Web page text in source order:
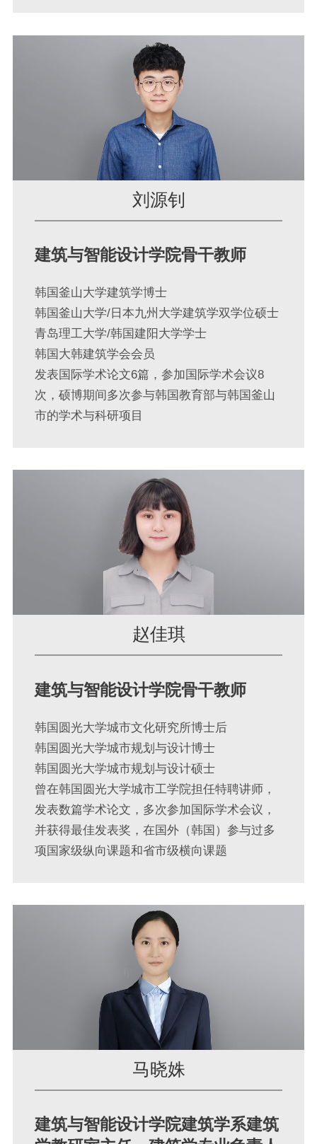
刘源钊
建筑与智能设计学院骨干教师
韩国釜山大学建筑学博士
韩国釜山大学/日本九州大学建筑学双学位硕士
青岛理工大学/韩国建阳大学学士
韩国大韩建筑学会会员
发表国际学术论文6篇，参加国际学术会议8
次，硕博期间多次参与韩国教育部与韩国釜山
市的学术与科研项目
赵佳琪
建筑与智能设计学院骨干教师
韩国圆光大学城市文化研究所博士后
韩国圆光大学城市规划与设计博士
韩国圆光大学城市规划与设计硕士
曾在韩国圆光大学城市工学院担任特聘讲师，
发表数篇学术论文，多次参加国际学术会议，
并获得最佳发表奖，在国外（韩国）参与过多
项国家级纵向课题和省市级横向课题
马晓姝
建筑与智能设计学院建筑学系建筑